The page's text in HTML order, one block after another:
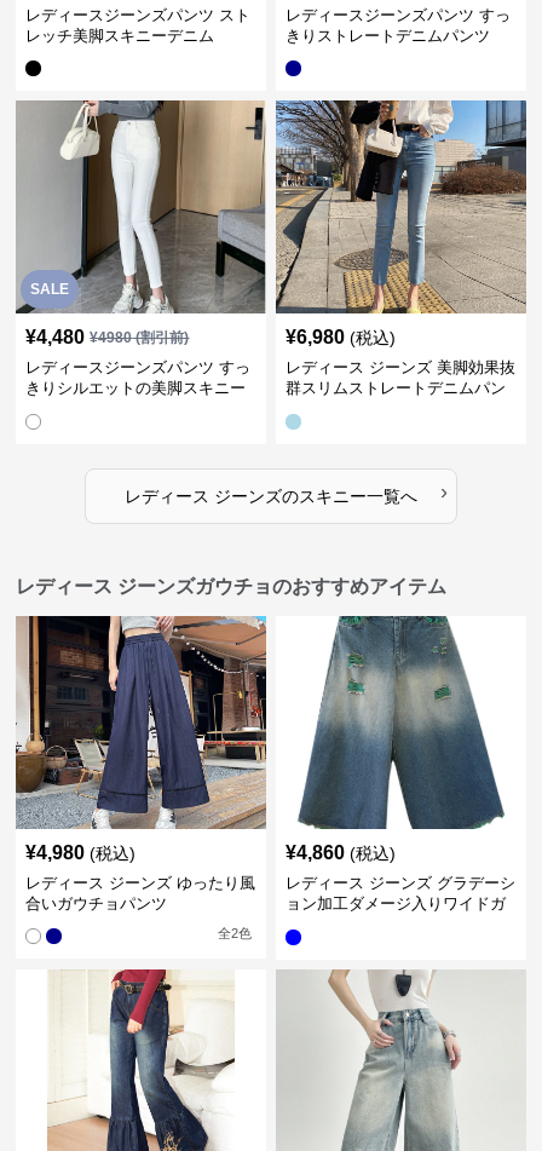
レディースジーンズパンツ スト
レッチ美脚スキニーデニム
レディースジーンズパンツ すっ
きりストレートデニムパンツ
SALE
¥4,480 ¥4980(割引前)
レディースジーンズパンツ すっ
きりシルエットの美脚スキニー
¥6,980 (税込)
レディース ジーンズ 美脚効果抜
群スリムストレートデニムパン
レディース ジーンズのスキニー一覧へ ›
レディース ジーンズガウチョのおすすめアイテム
¥4,980 (税込)
レディース ジーンズ ゆったり風
合いガウチョパンツ
全2色
¥4,860 (税込)
レディース ジーンズ グラデーシ
ョン加工ダメージ入りワイドガ